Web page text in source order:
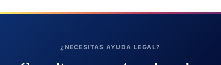
¿NECESITAS AYUDA LEGAL?